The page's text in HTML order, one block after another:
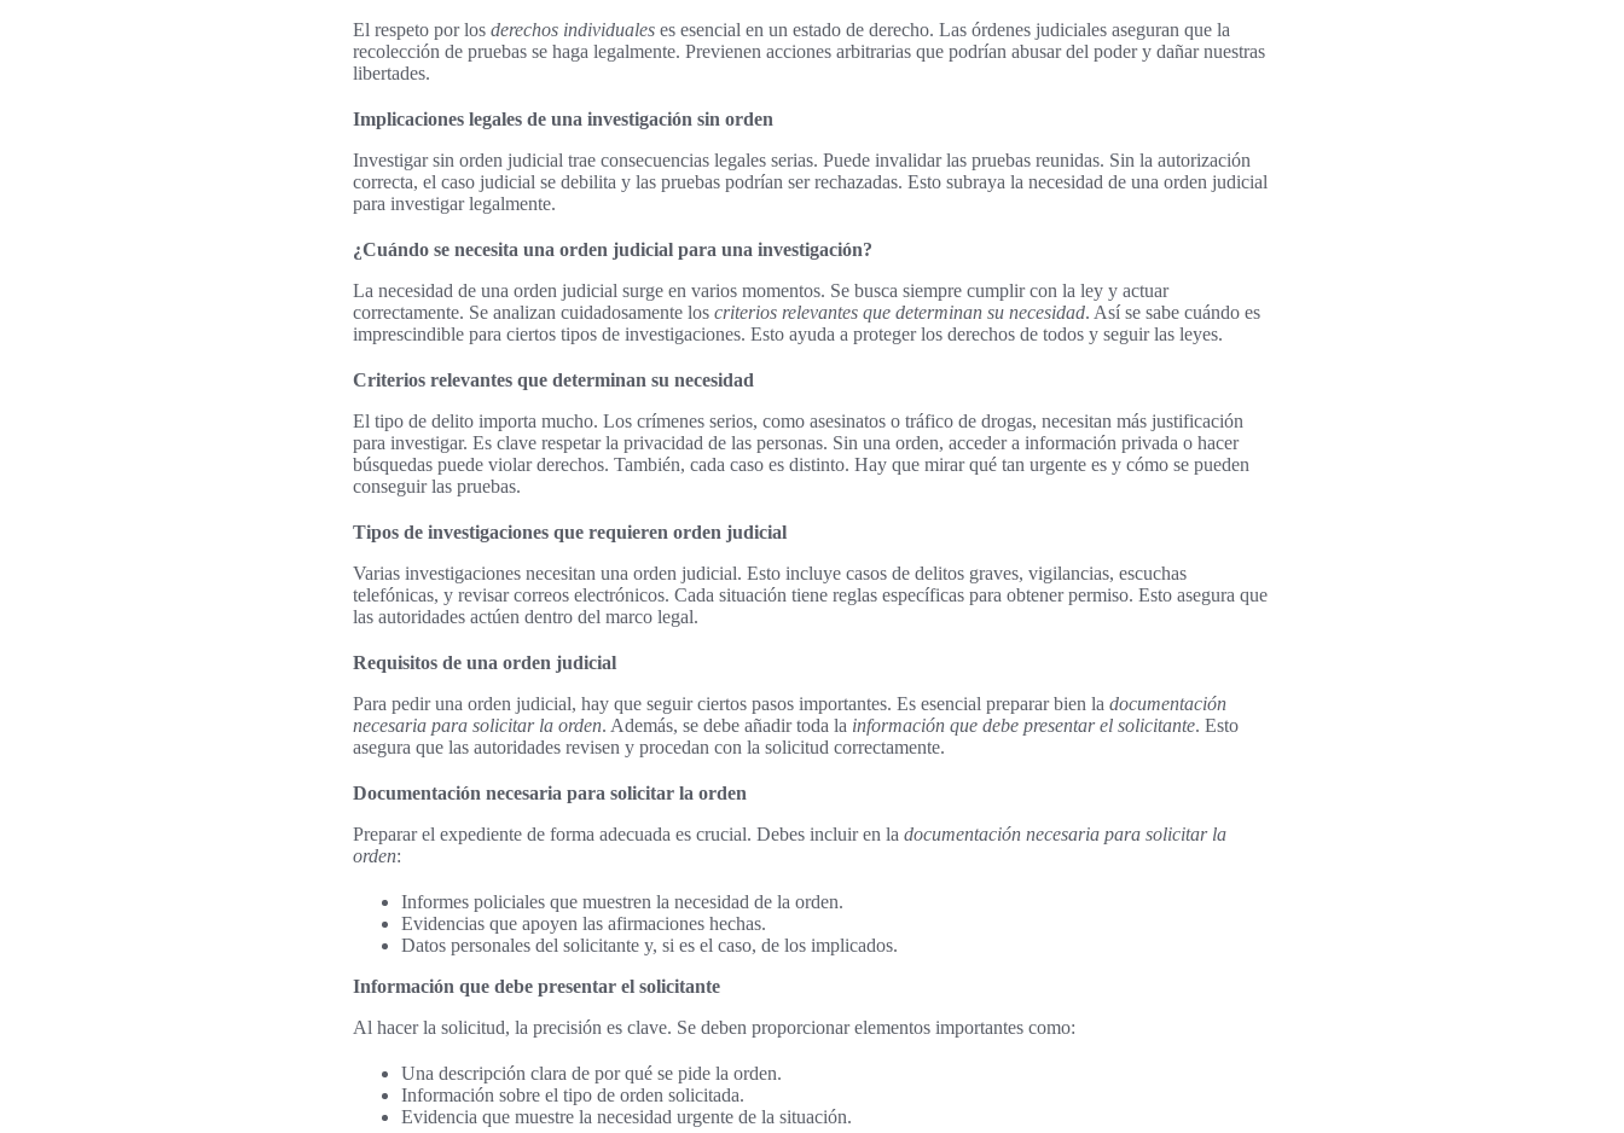
El respeto por los derechos individuales es esencial en un estado de derecho. Las órdenes judiciales aseguran que la
recolección de pruebas se haga legalmente. Previenen acciones arbitrarias que podrían abusar del poder y dañar nuestras
libertades.
Implicaciones legales de una investigación sin orden
Investigar sin orden judicial trae consecuencias legales serias. Puede invalidar las pruebas reunidas. Sin la autorización
correcta, el caso judicial se debilita y las pruebas podrían ser rechazadas. Esto subraya la necesidad de una orden judicial
para investigar legalmente.
¿Cuándo se necesita una orden judicial para una investigación?
La necesidad de una orden judicial surge en varios momentos. Se busca siempre cumplir con la ley y actuar
correctamente. Se analizan cuidadosamente los criterios relevantes que determinan su necesidad. Así se sabe cuándo es
imprescindible para ciertos tipos de investigaciones. Esto ayuda a proteger los derechos de todos y seguir las leyes.
Criterios relevantes que determinan su necesidad
El tipo de delito importa mucho. Los crímenes serios, como asesinatos o tráfico de drogas, necesitan más justificación
para investigar. Es clave respetar la privacidad de las personas. Sin una orden, acceder a información privada o hacer
búsquedas puede violar derechos. También, cada caso es distinto. Hay que mirar qué tan urgente es y cómo se pueden
conseguir las pruebas.
Tipos de investigaciones que requieren orden judicial
Varias investigaciones necesitan una orden judicial. Esto incluye casos de delitos graves, vigilancias, escuchas
telefónicas, y revisar correos electrónicos. Cada situación tiene reglas específicas para obtener permiso. Esto asegura que
las autoridades actúen dentro del marco legal.
Requisitos de una orden judicial
Para pedir una orden judicial, hay que seguir ciertos pasos importantes. Es esencial preparar bien la documentación
necesaria para solicitar la orden. Además, se debe añadir toda la información que debe presentar el solicitante. Esto
asegura que las autoridades revisen y procedan con la solicitud correctamente.
Documentación necesaria para solicitar la orden
Preparar el expediente de forma adecuada es crucial. Debes incluir en la documentación necesaria para solicitar la
orden:
Informes policiales que muestren la necesidad de la orden.
Evidencias que apoyen las afirmaciones hechas.
Datos personales del solicitante y, si es el caso, de los implicados.
Información que debe presentar el solicitante
Al hacer la solicitud, la precisión es clave. Se deben proporcionar elementos importantes como:
Una descripción clara de por qué se pide la orden.
Información sobre el tipo de orden solicitada.
Evidencia que muestre la necesidad urgente de la situación.